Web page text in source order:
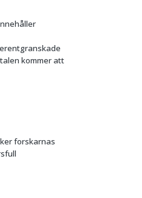
kommer att
forskarnas